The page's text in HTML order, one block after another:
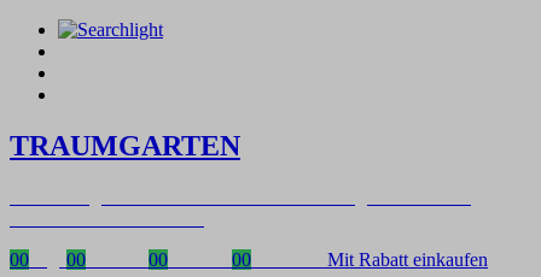
TRAUMGARTEN
00
00 00 00 Mit Rabatt einkaufen